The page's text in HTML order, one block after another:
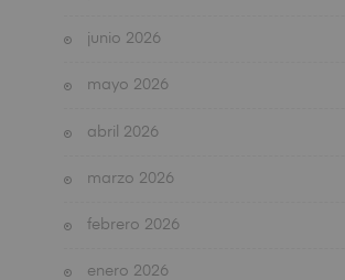
junio 2026
mayo 2026
abril 2026
marzo 2026
febrero 2026
enero 2026